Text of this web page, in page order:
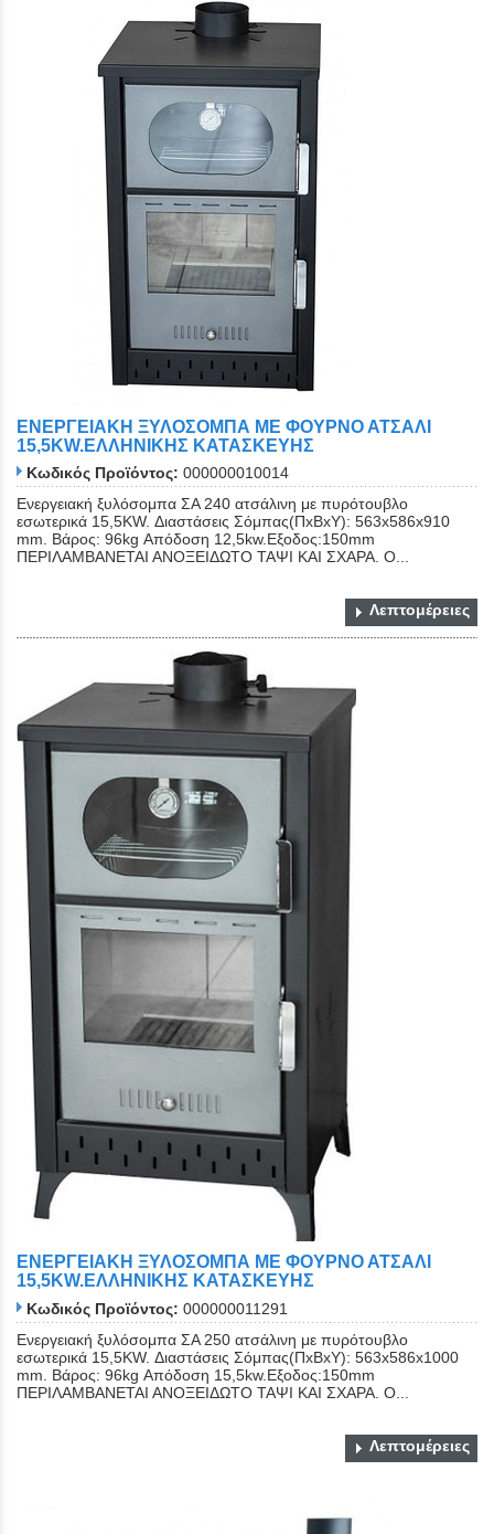
ΕΝΕΡΓΕΙΑΚΗ ΞΥΛΟΣΟΜΠΑ ΜΕ ΦΟΥΡΝΟ ΑΤΣΑΛΙ
15,5KW.ΕΛΛΗΝΙΚΗΣ ΚΑΤΑΣΚΕΥΗΣ
Κωδικός Προϊόντος: 000000010014
Ενεργειακή ξυλόσομπα ΣΑ 240 ατσάλινη με πυρότουβλο
εσωτερικά 15,5KW. Διαστάσεις Σόμπας(ΠxΒxΥ): 563x586x910
mm. Βάρος: 96kg Απόδοση 12,5kw.Εξοδος:150mm
ΠΕΡΙΛΑΜΒΑΝΕΤΑΙ ΑΝΟΞΕΙΔΩΤΟ ΤΑΨΙ ΚΑΙ ΣΧΑΡΑ. Ο...
Λεπτομέρειες
ΕΝΕΡΓΕΙΑΚΗ ΞΥΛΟΣΟΜΠΑ ΜΕ ΦΟΥΡΝΟ ΑΤΣΑΛΙ
15,5KW.ΕΛΛΗΝΙΚΗΣ ΚΑΤΑΣΚΕΥΗΣ
Κωδικός Προϊόντος: 000000011291
Ενεργειακή ξυλόσομπα ΣΑ 250 ατσάλινη με πυρότουβλο
εσωτερικά 15,5KW. Διαστάσεις Σόμπας(ΠxΒxΥ): 563x586x1000
mm. Βάρος: 96kg Απόδοση 15,5kw.Εξοδος:150mm
ΠΕΡΙΛΑΜΒΑΝΕΤΑΙ ΑΝΟΞΕΙΔΩΤΟ ΤΑΨΙ ΚΑΙ ΣΧΑΡΑ. Ο...
Λεπτομέρειες